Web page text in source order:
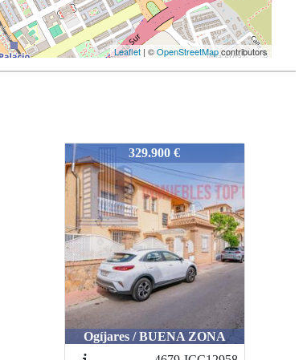
Leaflet | ©OpenStreetMapcontributors
4926-ROS8273466
265.000 €
Albolote / LOMA VERDE